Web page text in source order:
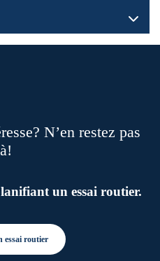
N’en restez pas
un essai routier.
essai routier